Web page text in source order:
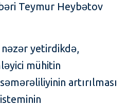
Teymur Heybətov
yetirdikdə,
mühitin
artırılması